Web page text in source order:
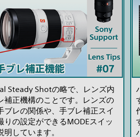
Steady Shotの略で、レンズ内
補正機構のことです。レンズの
ブレの関係や、手ブレ補正スイ
りの設定ができるMODEスイッ
しています。